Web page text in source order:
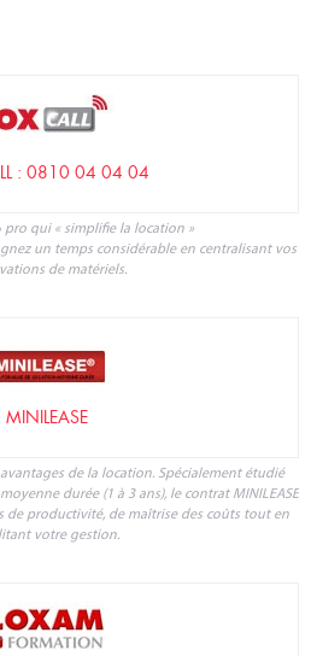
: 0810 04 04 04
pro qui « simplifie la location »
un temps considérable en centralisant vos
de matériels.
MINILEASE
de la location. Spécialement étudié
durée (1 à 3 ans), le contrat MINILEASE
de productivité, de maîtrise des coûts tout en
votre gestion.